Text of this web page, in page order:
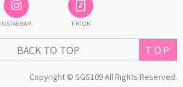
INSTAGRAM TIKTOK
BACK TO TOP
Copyright © SGS109 All Rights Reserved.
TOP